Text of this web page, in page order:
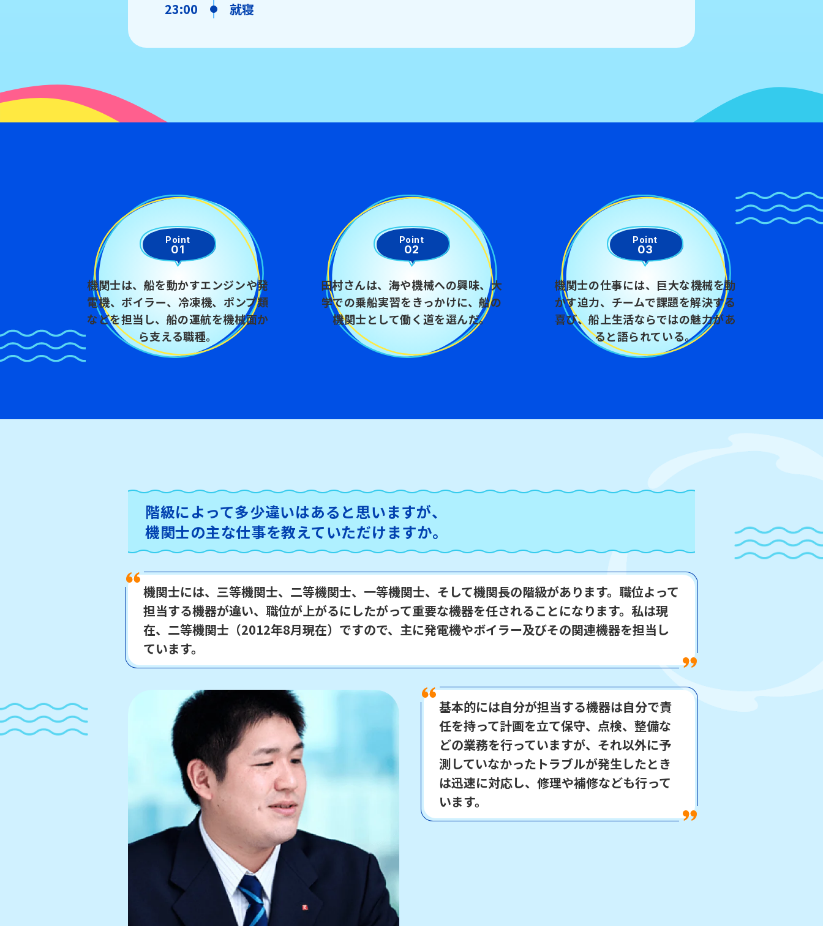
23:00 就寝
Point
01
機関士は、船を動かすエンジンや発
電機、ボイラー、冷凍機、ポンプ類
などを担当し、船の運航を機械面か
ら支える職種。
Point
02
田村さんは、海や機械への興味、大
学での乗船実習をきっかけに、船の
機関士として働く道を選んだ。
Point
03
機関士の仕事には、巨大な機械を動
かす迫力、チームで課題を解決する
喜び、船上生活ならではの魅力があ
ると語られている。
階級によって多少違いはあると思いますが、
機関士の主な仕事を教えていただけますか。
機関士には、三等機関士、二等機関士、一等機関士、そして機関長の階級があります。職位よって
担当する機器が違い、職位が上がるにしたがって重要な機器を任されることになります。私は現
在、二等機関士（2012年8月現在）ですので、主に発電機やボイラー及びその関連機器を担当し
ています。
基本的には自分が担当する機器は自分で責
任を持って計画を立て保守、点検、整備な
どの業務を行っていますが、それ以外に予
測していなかったトラブルが発生したとき
は迅速に対応し、修理や補修なども行って
います。